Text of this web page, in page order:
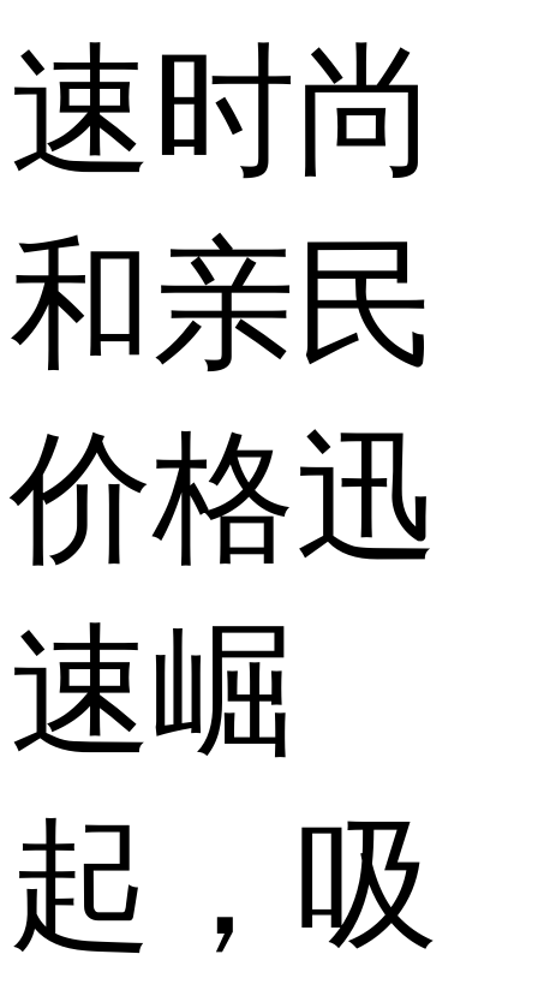
速时尚
和亲民
价格迅
速崛
起，吸